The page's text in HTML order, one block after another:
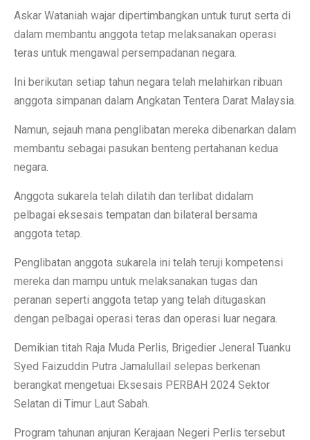
Askar Wataniah wajar dipertimbangkan untuk turut serta di
dalam membantu anggota tetap melaksanakan operasi
teras untuk mengawal persempadanan negara.
Ini berikutan setiap tahun negara telah melahirkan ribuan
anggota simpanan dalam Angkatan Tentera Darat Malaysia.
Namun, sejauh mana penglibatan mereka dibenarkan dalam
membantu sebagai pasukan benteng pertahanan kedua
negara.
Anggota sukarela telah dilatih dan terlibat didalam
pelbagai eksesais tempatan dan bilateral bersama
anggota tetap.
Penglibatan anggota sukarela ini telah teruji kompetensi
mereka dan mampu untuk melaksanakan tugas dan
peranan seperti anggota tetap yang telah ditugaskan
dengan pelbagai operasi teras dan operasi luar negara.
Demikian titah Raja Muda Perlis, Brigedier Jeneral Tuanku
Syed Faizuddin Putra Jamalullail selepas berkenan
berangkat mengetuai Eksesais PERBAH 2024 Sektor
Selatan di Timur Laut Sabah.
Program tahunan anjuran Kerajaan Negeri Perlis tersebut